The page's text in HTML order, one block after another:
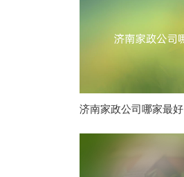
济南家政公司哪家最好